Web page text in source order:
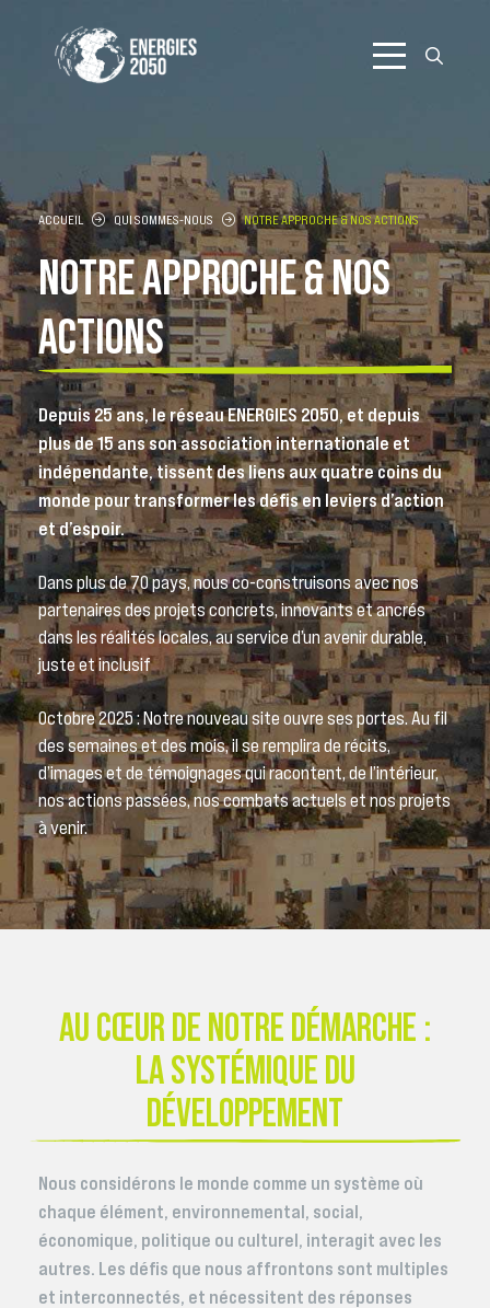
contenu
ACCUEIL QUI SOMMES-NOUS NOTRE APPROCHE & NOS ACTIONS
NOTRE APPROCHE & NOS
ACTIONS
Depuis 25 ans, le réseau ENERGIES 2050, et depuis
plus de 15 ans son association internationale et
indépendante, tissent des liens aux quatre coins du
monde pour transformer les défis en leviers d’action
et d’espoir.
Dans plus de 70 pays, nous co-construisons avec nos
partenaires des projets concrets, innovants et ancrés
dans les réalités locales, au service d’un avenir durable,
juste et inclusif
Octobre 2025 : Notre nouveau site ouvre ses portes. Au fil
des semaines et des mois, il se remplira de récits,
d’images et de témoignages qui racontent, de l’intérieur,
nos actions passées, nos combats actuels et nos projets
à venir.
AU CŒUR DE NOTRE DÉMARCHE :
LA SYSTÉMIQUE DU
DÉVELOPPEMENT
Nous considérons le monde comme un système où
chaque élément, environnemental, social,
économique, politique ou culturel, interagit avec les
autres. Les défis que nous affrontons sont multiples
et interconnectés, et nécessitent des réponses